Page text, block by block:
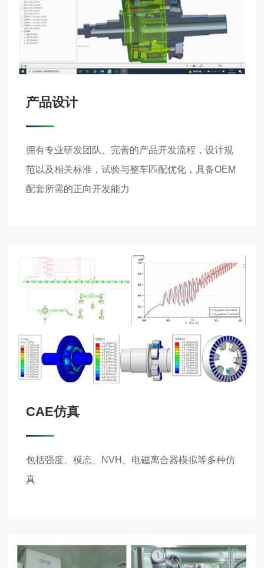
产品设计
拥有专业研发团队、完善的产品开发流程，设计规
范以及相关标准，试验与整车匹配优化，具备OEM
配套所需的正向开发能力
CAE仿真
包括强度、模态、NVH、电磁离合器模拟等多种仿
真